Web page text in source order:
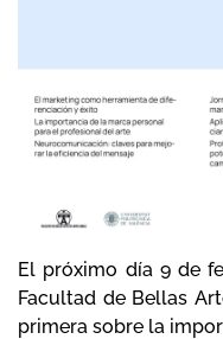
El próximo día 9 de
Facultad de Bellas
primera sobre la